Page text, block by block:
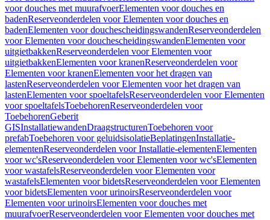
voor douches met muurafvoerElementen voor douches en
badenReserveonderdelen voor Elementen voor douches en
badenElementen voor douchescheidingswandenReserveonderdelen
voor Elementen voor douchescheidingswandenElementen voor
uitgietbakkenReserveonderdelen voor Elementen voor
uitgietbakkenElementen voor kranenReserveonderdelen voor
Elementen voor kranenElementen voor het dragen van
lastenReserveonderdelen voor Elementen voor het dragen van
lastenElementen voor spoeltafelsReserveonderdelen voor Elementen
voor spoeltafelsToebehorenReserveonderdelen voor
ToebehorenGeberit
GISInstallatiewandenDraagstructurenToebehoren voor
prefabToebehoren voor geluidsisolatieBeplatingenInstallatie-
elementenReserveonderdelen voor Installatie-elementenElementen
voor wc'sReserveonderdelen voor Elementen voor wc'sElementen
voor wastafelsReserveonderdelen voor Elementen voor
wastafelsElementen voor bidetsReserveonderdelen voor Elementen
voor bidetsElementen voor urinoirsReserveonderdelen voor
Elementen voor urinoirsElementen voor douches met
muurafvoerReserveonderdelen voor Elementen voor douches met